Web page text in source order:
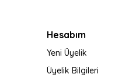
Hesabım
Yeni Üyelik
Üyelik Bilgileri